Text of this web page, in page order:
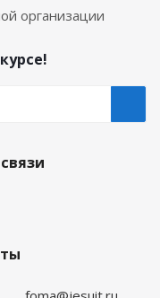
организации